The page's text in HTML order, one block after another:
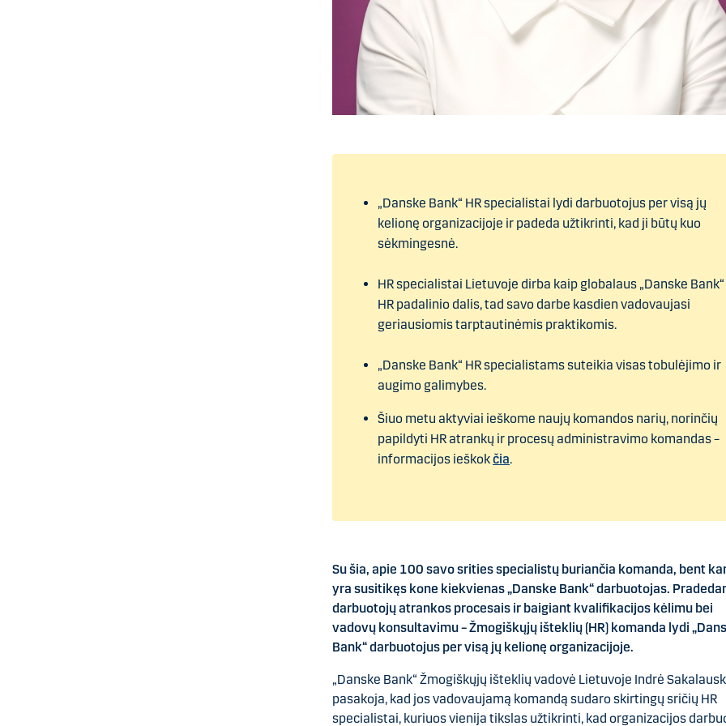
„Danske Bank“ HR specialistai lydi darbuotojus per visą jų
kelionę organizacijoje ir padeda užtikrinti, kad ji būtų kuo
sėkmingesnė.
HR specialistai Lietuvoje dirba kaip globalaus „Danske Bank“
HR padalinio dalis, tad savo darbe kasdien vadovaujasi
geriausiomis tarptautinėmis praktikomis.
„Danske Bank“ HR specialistams suteikia visas tobulėjimo ir
augimo galimybes.
Šiuo metu aktyviai ieškome naujų komandos narių, norinčių
papildyti HR atrankų ir procesų administravimo komandas –
informacijos ieškokčia.
Su šia, apie 100 savo srities specialistų buriančia komanda, bent
yra susitikęs kone kiekvienas „Danske Bank“ darbuotojas.
darbuotojų atrankos procesais ir baigiant kvalifikacijos kėlimu bei
vadovų konsultavimu – Žmogiškųjų išteklių (HR) komanda lydi
Bank“ darbuotojus per visą jų kelionę organizacijoje.
„Danske Bank“ Žmogiškųjų išteklių vadovė Lietuvoje Indrė
pasakoja, kad jos vadovaujamą komandą sudaro skirtingų sričių HR
specialistai, kuriuos vienija tikslas užtikrinti, kad organizacijos